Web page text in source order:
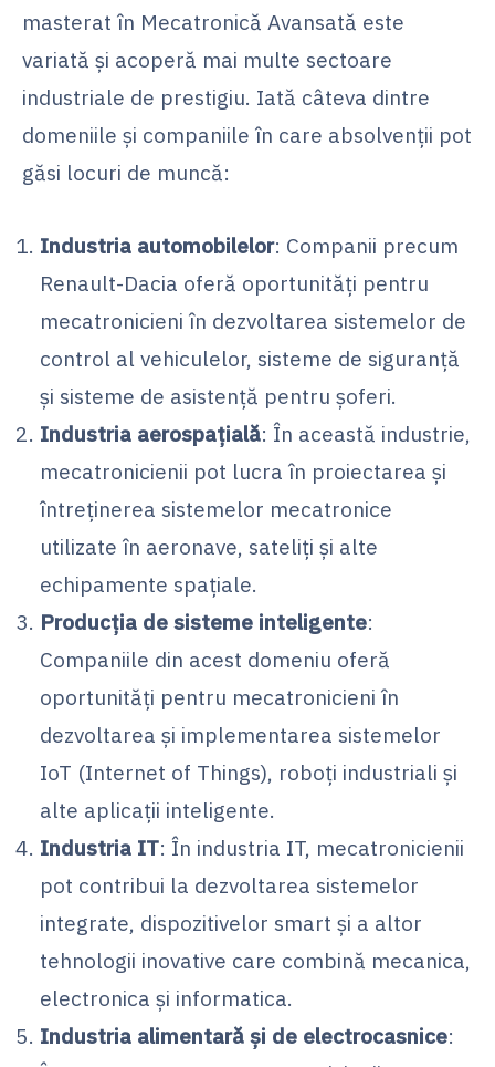
masterat în Mecatronică Avansată este
variată și acoperă mai multe sectoare
industriale de prestigiu. Iată câteva dintre
domeniile și companiile în care absolvenții pot
găsi locuri de muncă:
Industria automobilelor: Companii precum
Renault-Dacia oferă oportunități pentru
mecatronicieni în dezvoltarea sistemelor de
control al vehiculelor, sisteme de siguranță
și sisteme de asistență pentru șoferi.
Industria aerospațială: În această industrie,
mecatronicienii pot lucra în proiectarea și
întreținerea sistemelor mecatronice
utilizate în aeronave, sateliți și alte
echipamente spațiale.
Producția de sisteme inteligente:
Companiile din acest domeniu oferă
oportunități pentru mecatronicieni în
dezvoltarea și implementarea sistemelor
IoT (Internet of Things), roboți industriali și
alte aplicații inteligente.
Industria IT: În industria IT, mecatronicienii
pot contribui la dezvoltarea sistemelor
integrate, dispozitivelor smart și a altor
tehnologii inovative care combină mecanica,
electronica și informatica.
Industria alimentară și de electrocasnice: